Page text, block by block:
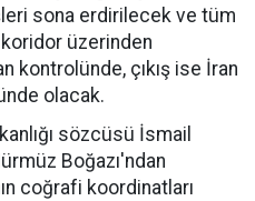
sona erdirilecek ve tüm
koridor üzerinden
kontrolünde, çıkış ise İran
olacak.
sözcüsü İsmail
Boğazı'ndan
coğrafi koordinatları